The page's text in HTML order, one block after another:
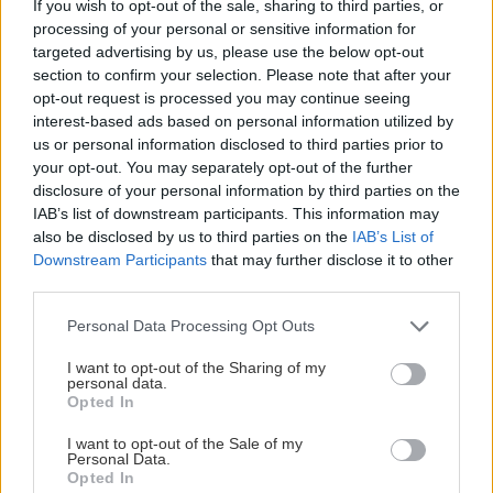
If you wish to opt-out of the sale, sharing to third parties, or
processing of your personal or sensitive information for
targeted advertising by us, please use the below opt-out
section to confirm your selection. Please note that after your
opt-out request is processed you may continue seeing
interest-based ads based on personal information utilized by
us or personal information disclosed to third parties prior to
your opt-out. You may separately opt-out of the further
disclosure of your personal information by third parties on the
IAB’s list of downstream participants. This information may
also be disclosed by us to third parties on the IAB’s List of
Downstream Participants that may further disclose it to other
Please note that this website/app uses one or more Google
not limited to your visit or usage behaviour. You may click to
grant or deny consent to Google and its third-party tags to
use your data for below specified purposes in below Google
consent section.
Personal Data Processing Opt Outs
I want to opt-out of the Sharing of my
personal data.
Opted In
I want to opt-out of the Sale of my
Personal Data.
Opted In
Trvalky, ktoré znesú
sucho a teplo? Tieto
vysaďte na miesta, na
ktoré slnko svieti celý
deň
Nemusí to byť len
levanduľa! 7 fialových
krások, ktoré rozžiaria
vašu záhradu
ochabnuté izbové
rastliny? Pravda vás
možno prekvapí
nakladačiek: Ako ich
podporiť k druhej vlne